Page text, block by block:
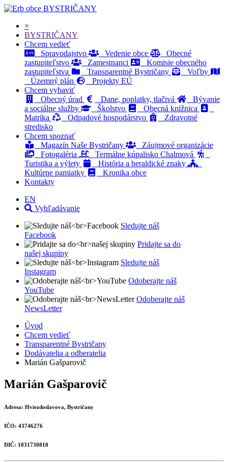
BYSTRIČANY
×
BYSTRIČANY
Chcem vedieť
Spravodajstvo
Vedenie obce
Obecné
zastupiteľstvo
Zamestnanci
Komisie obecného
zastupiteľstva
Transparentné Bystričany
Voľby
Územný plán
Projekty EÚ
Chcem vybaviť
Obecný úrad
Dane, poplatky, tlačivá
Bývanie
a sociálne služby
Školstvo
Obecná knižnica
Matrika
Odpadové hospodárstvo
Zdravotné
stredisko
Chcem spoznať
Magazín Naše Bystričany
Záujmové organizácie
Fotogaléria
Termálne kúpalisko Chalmová
Turistika a výlety
História a heraldické znaky
Kultúrne pamiatky
Kronika obce
Kontakty
EN
Vyhľadávanie
Sledujte náš
Facebook
Pridajte sa do
našej skupiny
Sledujte náš
Instagram
Odoberajte náš
YouTube
Odoberajte náš
NewsLetter
Úvod
Chcem vedieť
Transparentné Bystričany
Dodávatelia a odberatelia
Marián Gašparovič
Marián Gašparovič
Adresa: Hviezdoslavova, Bystričany
IČO: 43746276
DIČ: 1031730810